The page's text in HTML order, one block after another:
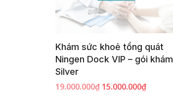
Khám sức khoẻ tổng quát
Ningen Dock VIP – gói khám
Silver
19.000.000₫ 15.000.000₫